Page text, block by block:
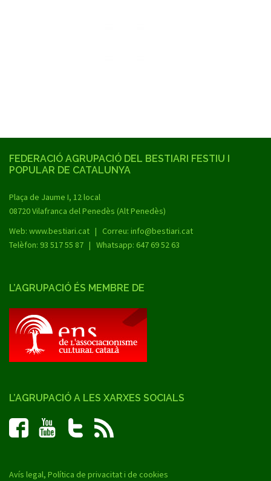
FEDERACIÓ AGRUPACIÓ DEL BESTIARI FESTIU I
POPULAR DE CATALUNYA
Plaça de Jaume I, 12 local
08720 Vilafranca del Penedès (Alt Penedès)
Web: www.bestiari.cat | Correu: info@bestiari.cat
Telèfon: 93 517 55 87 | Whatsapp: 647 69 52 63
L’AGRUPACIÓ ÉS MEMBRE DE
L’AGRUPACIÓ A LES XARXES SOCIALS
Avís legal, Política de privacitat i de cookies